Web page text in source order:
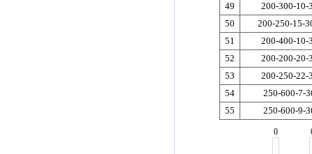
49
200-300-10-
50
200-250-15-
51
200-400-10-
52
200-200-20-
53
200-250-22-
54
250-600-7-
55
250-600-9-
0